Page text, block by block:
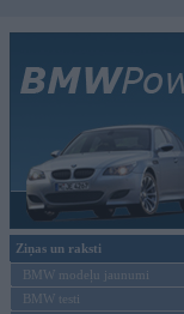
Ziņas un raksti
BMW modeļu jaunumi
BMW testi